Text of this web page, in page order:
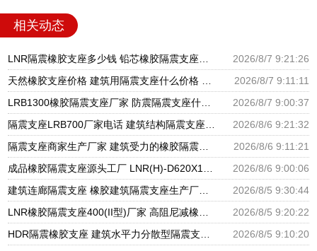
相关动态
LNR隔震橡胶支座多少钱 铅芯橡胶隔震支座报价 高阻尼橡胶隔震支座生产厂家
2026/8/7 9:21:26
天然橡胶支座价格 建筑用隔震支座什么价格 橡胶楼梯支座价格
2026/8/7 9:11:11
LRB1300橡胶隔震支座厂家 防震隔震支座什么价格 LRB700铅芯橡胶隔震支座什么价格
2026/8/7 9:00:37
隔震支座LRB700厂家电话 建筑结构隔震支座厂家电话 LNR900隔震橡胶支座生产加工
2026/8/6 9:21:32
隔震支座商家生产厂家 建筑受力的橡胶隔震支座厂家 LNR隔震支座500厂家
2026/8/6 9:11:21
成品橡胶隔震支座源头工厂 LNR(H)-D620X179隔震支座源头工厂 水平分散型隔震支座生产厂家
2026/8/6 9:00:06
建筑连廊隔震支座 橡胶建筑隔震支座生产厂家 建筑铅芯隔振支座厂家
2026/8/5 9:30:44
LNR橡胶隔震支座400(II型)厂家 高阻尼减橡胶隔震支座厂家 建筑橡胶建筑隔震支座厂家
2026/8/5 9:20:22
HDR隔震橡胶支座 建筑水平力分散型隔震支座生产厂家 圆形高阻尼隔震支座的源头工厂
2026/8/5 9:10:20